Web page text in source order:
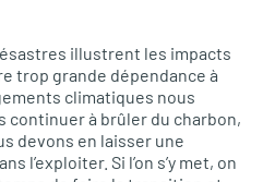
illustrent les impacts
trop grande dépendance à
climatiques nous
continuer à brûler du charbon,
devons en laisser une
l’exploiter. Si l’on s’y met, on